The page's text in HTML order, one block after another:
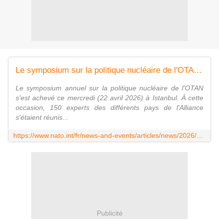
Le symposium sur la politique nucléaire de l'OTAN s'achève à Istanbul
Le symposium annuel sur la politique nucléaire de l'OTAN
s'est achevé ce mercredi (22 avril 2026) à Istanbul. À cette
occasion, 150 experts des différents pays de l'Alliance
s'étaient réunis...
Publicité